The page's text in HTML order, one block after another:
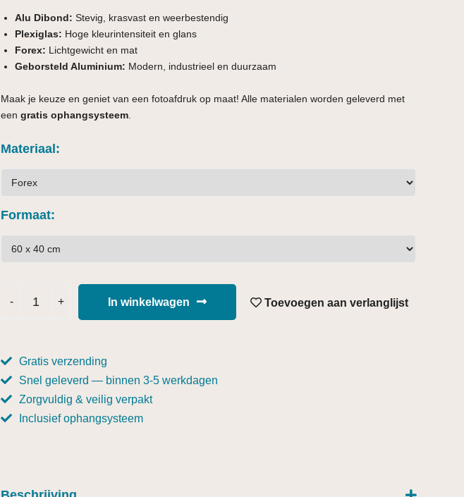
Alu Dibond: Stevig, krasvast en weerbestendig
Plexiglas: Hoge kleurintensiteit en glans
Forex: Lichtgewicht en mat
Geborsteld Aluminium: Modern, industrieel en duurzaam
Maak je keuze en geniet van een fotoafdruk op maat! Alle materialen worden geleverd met
een gratis ophangsysteem
Materiaal
Formaat
In winkelwagen Toevoegen aan verlanglijst
Gratis verzending
Snel geleverd — binnen 3-5 werkdagen
Zorgvuldig & veilig verpakt
Inclusief ophangsysteem